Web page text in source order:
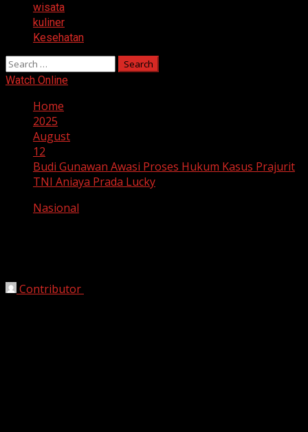
wisata
kuliner
Kesehatan
Search
for:
Watch Online
Home
2025
August
12
Budi Gunawan Awasi Proses Hukum Kasus Prajurit
TNI Aniaya Prada Lucky
Nasional
Contributor